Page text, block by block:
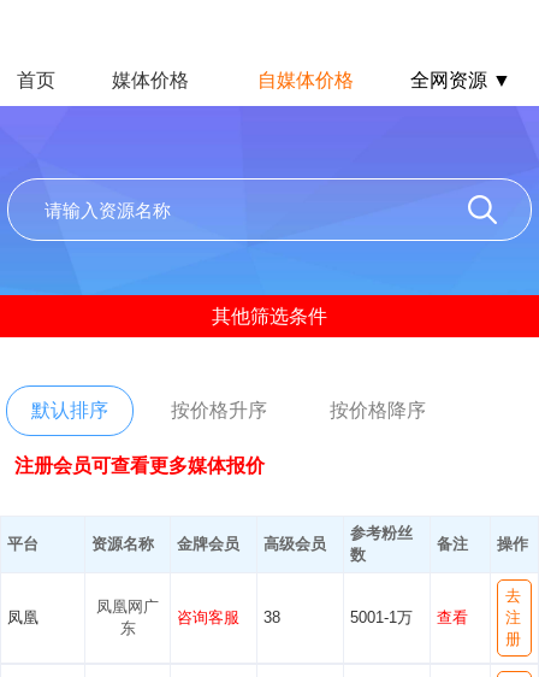
首页 媒体价格 自媒体价格 全网资源 ▼
其他筛选条件
默认排序 按价格升序 按价格降序
注册会员可查看更多媒体报价
平台 资源名称 金牌会员 高级会员
参考粉丝
数
备注 操作
凤凰
凤凰网广
东
咨询客服 38 5001-1万 查看
去
注
册